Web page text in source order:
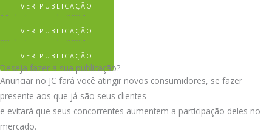
VER PUBLICAÇÃO
11 de Janeiro de 2024
VER PUBLICAÇÃO
02 de Janeiro de 2024
VER PUBLICAÇÃO
Deseja fazer a sua publicação?
Anunciar no JC fará você atingir novos consumidores, se fazer
presente aos que já são seus clientes
e evitará que seus concorrentes aumentem a participação deles no
mercado.